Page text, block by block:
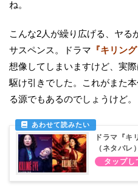
ね。
こんな2人が繰り広げる、ヤる
サスペンス。ドラマ 『キリン
想像してしまいますけど、実
駆け引きでした。これがまた
る源でもあるのでしょうけど。
ドラマ『
（ネタバ
たい